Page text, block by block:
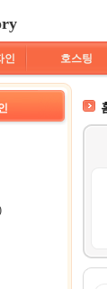
인 호스팅